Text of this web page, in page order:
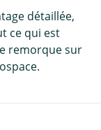
détaillée,
ce qui est
remorque sur